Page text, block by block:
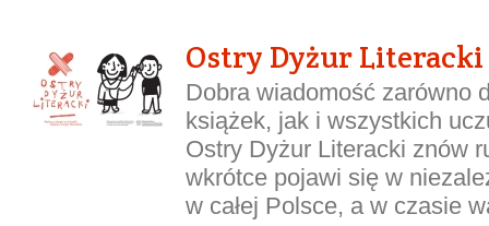
Ostry Dyżur
Dobra wiadomość zarówno
książek, jak i wszystkich
Ostry Dyżur Literacki znów
wkrótce pojawi się w
w całej Polsce, a w czasie